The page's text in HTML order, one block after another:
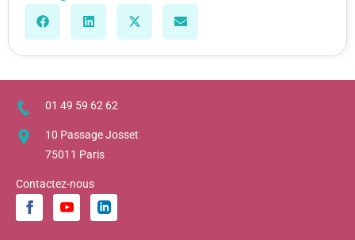
01 49 59 62 62
10 Passage Josset
75011 Paris
Contactez-nous